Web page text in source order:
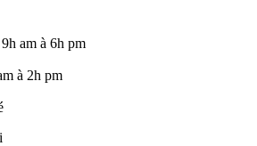
am à 6h pm
à 2h pm